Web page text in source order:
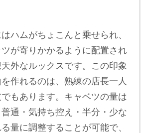
ハムがちょこんと乗せられ、
が寄りかかるように配置され
外なルックスです。この印象
作れるのは、熟練の店長一人
もあります。キャベツの量は
通・気持ち控え・半分・少な
量に調整することが可能で、